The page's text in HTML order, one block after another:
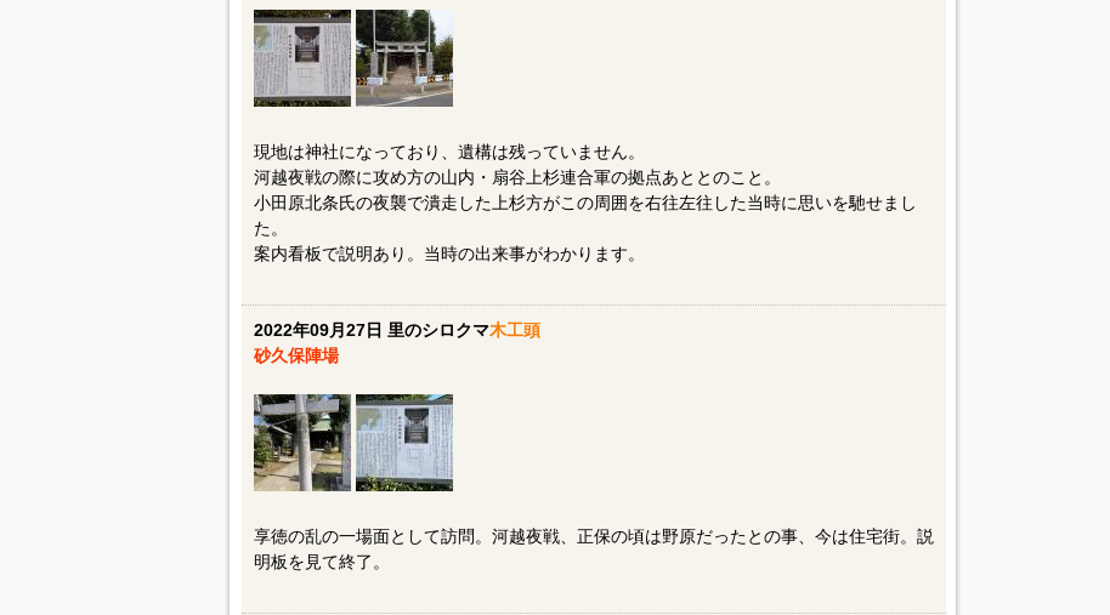
現地は神社になっており、遺構は残っていません。
河越夜戦の際に攻め方の山内・扇谷上杉連合軍の拠点あととのこと。
小田原北条氏の夜襲で潰走した上杉方がこの周囲を右往左往した当時に思いを馳せまし
た。
案内看板で説明あり。当時の出来事がわかります。
2022年09月27日 里のシロクマ木工頭
砂久保陣場
享徳の乱の一場面として訪問。河越夜戦、正保の頃は野原だったとの事、今は住宅街。説
明板を見て終了。